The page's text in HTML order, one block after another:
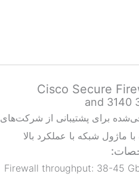
Cisco Secure
برای پشتیبانی از شرکت‌های
ماژول شبکه با عملکرد بالا
Firewall throughput: 38-45